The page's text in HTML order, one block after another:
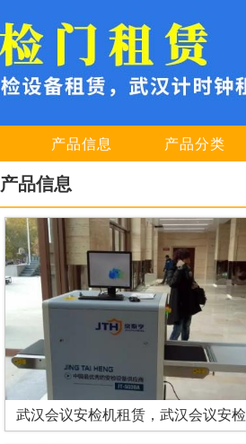
产品信息 产品分类
产品信息
武汉会议安检机租赁，武汉会议安检